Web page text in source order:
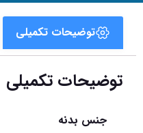
توضیحات تکمیلی
توضیحات تکمیلی
جنس بدنه